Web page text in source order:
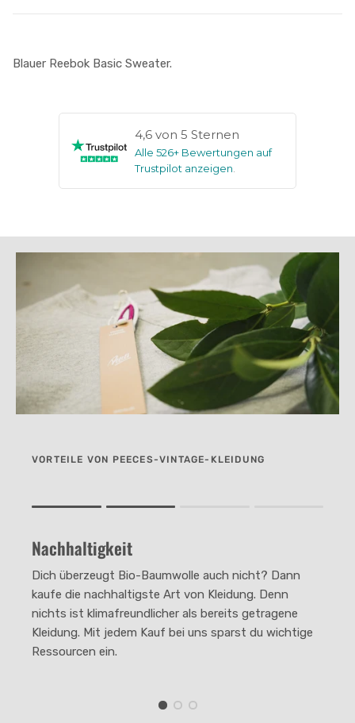
Blauer Reebok Basic Sweater.
4,6 von 5 Sternen
Alle 526+ Bewertungen auf
Trustpilot anzeigen
VORTEILE VON PEECES-VINTAGE-KLEIDUNG
The rating of this product for "" is 2.
Nachhaltigkeit
Dich überzeugt Bio-Baumwolle auch nicht? Dann
kaufe die nachhaltigste Art von Kleidung. Denn
nichts ist klimafreundlicher als bereits getragene
Kleidung. Mit jedem Kauf bei uns sparst du wichtige
Ressourcen ein.